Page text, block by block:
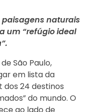
naturais
um “refúgio ideal
São Paulo,
em lista da
dos 24 destinos
do mundo. O